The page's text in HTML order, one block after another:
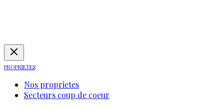
PROPRIETES
Nos proprietes
Secteurs coup de coeur